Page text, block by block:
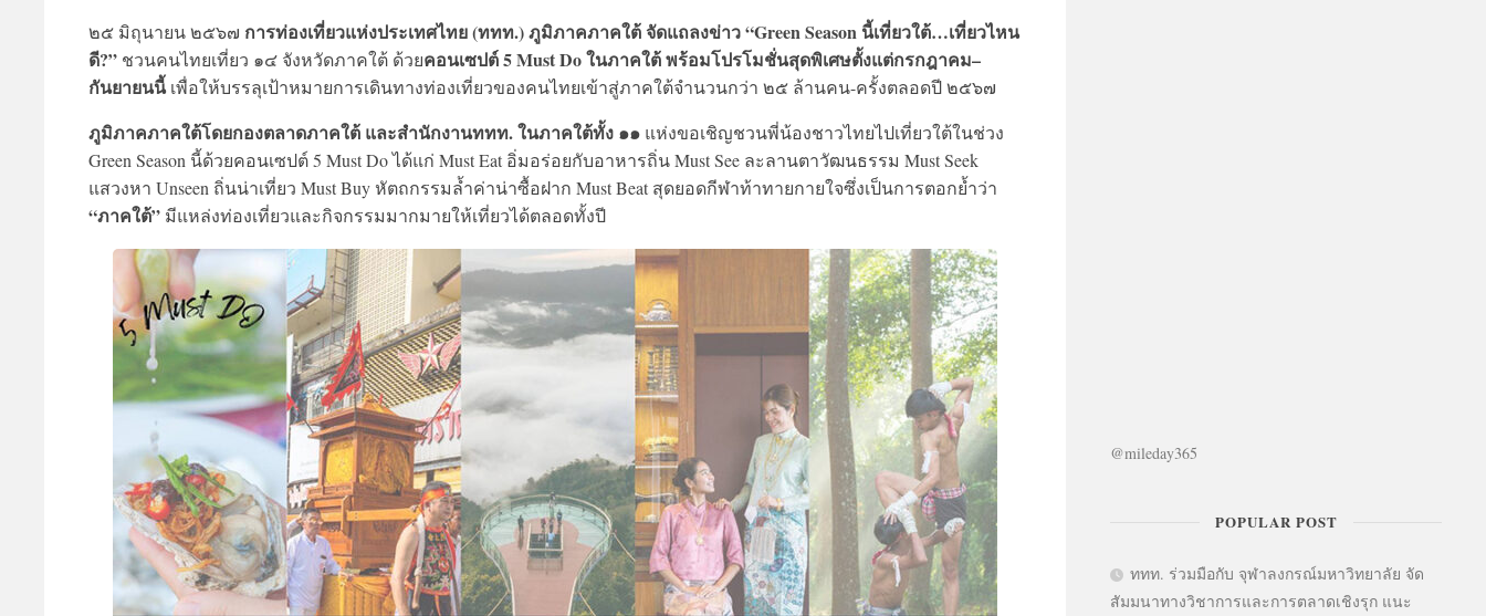
๒๕ มิถุนายน ๒๕๖๗ การท่องเที่ยวแห่งประเทศไทย (ททท.) ภูมิภาคภาคใต้ จัดแถลงข่าว “Green Season นี้เที่ยวใต้…เที่ยวไหน
ดี?” ชวนคนไทยเที่ยว ๑๔ จังหวัดภาคใต้ ด้วยคอนเซปต์ 5 Must Do ในภาคใต้พร้อมโปรโมชั่นสุดพิเศษตั้งแต่กรกฎาคม–
กันยายนนี้เพื่อให้บรรลุเป้าหมายการเดินทางท่องเที่ยวของคนไทยเข้าสู่ภาคใต้จำนวนกว่า ๒๕ ล้านคน-ครั้งตลอดปี ๒๕๖๗
ภูมิภาคภาคใต้โดยกองตลาดภาคใต้ และสำนักงานททท. ในภาคใต้ทั้ง ๑๑ แห่งขอเชิญชวนพี่น้องชาวไทยไปเที่ยวใต้ในช่วง
Green Season นี้ด้วยคอนเซปต์ 5 Must Do ได้แก่ Must Eat อิ่มอร่อยกับอาหารถิ่น Must See ละลานตาวัฒนธรรม Must Seek
แสวงหา Unseen ถิ่นน่าเที่ยว Must Buy หัตถกรรมล้ำค่าน่าซื้อฝาก Must Beat สุดยอดกีฬาท้าทายกายใจซึ่งเป็นการตอกย้ำว่า
“ภาคใต้” มีแหล่งท่องเที่ยวและกิจกรรมมากมายให้เที่ยวได้ตลอดทั้งปี
@mileday365
POPULAR POST
ททท. ร่วมมือกับ จุฬาลงกรณ์มหาวิทยาลัย จัด
สัมมนาทางวิชาการและการตลาดเชิงรุก แนะ